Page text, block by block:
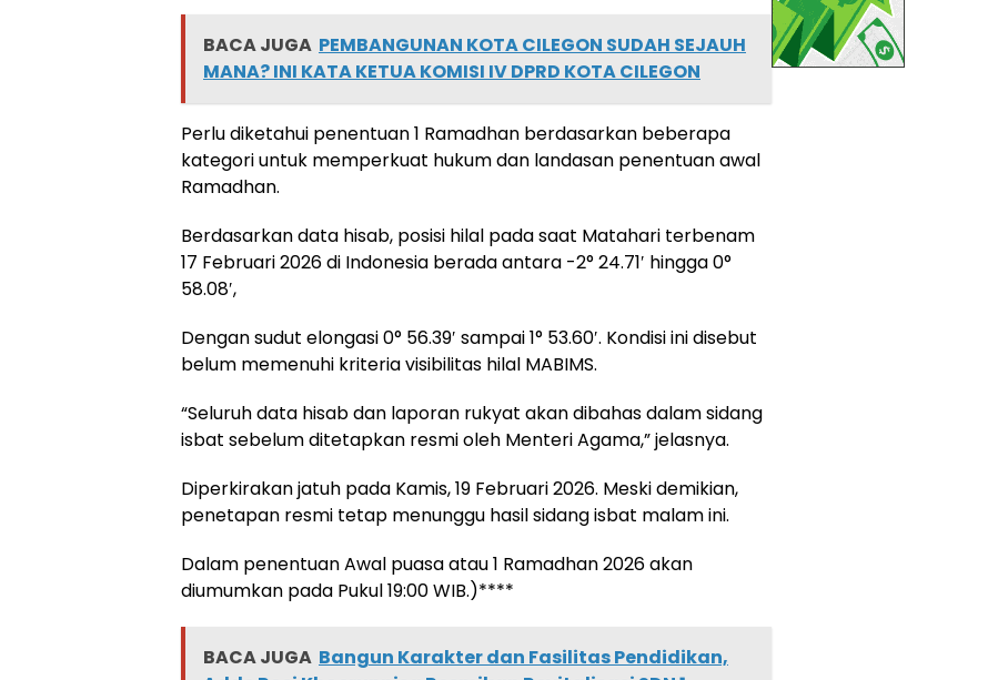
BACA JUGA PEMBANGUNAN KOTA CILEGON SUDAH SEJAUH
MANA? INI KATA KETUA KOMISI IV DPRD KOTA CILEGON
Perlu diketahui penentuan 1 Ramadhan berdasarkan beberapa
kategori untuk memperkuat hukum dan landasan penentuan awal
Ramadhan.
Berdasarkan data hisab, posisi hilal pada saat Matahari terbenam
17 Februari 2026 di Indonesia berada antara -2° 24.71′ hingga 0°
58.08′,
Dengan sudut elongasi 0° 56.39′ sampai 1° 53.60′. Kondisi ini disebut
belum memenuhi kriteria visibilitas hilal MABIMS.
“Seluruh data hisab dan laporan rukyat akan dibahas dalam sidang
isbat sebelum ditetapkan resmi oleh Menteri Agama,” jelasnya.
Diperkirakan jatuh pada Kamis, 19 Februari 2026. Meski demikian,
penetapan resmi tetap menunggu hasil sidang isbat malam ini.
Dalam penentuan Awal puasa atau 1 Ramadhan 2026 akan
diumumkan pada Pukul 19:00 WIB.)****
BACA JUGA Bangun Karakter dan Fasilitas Pendidikan,